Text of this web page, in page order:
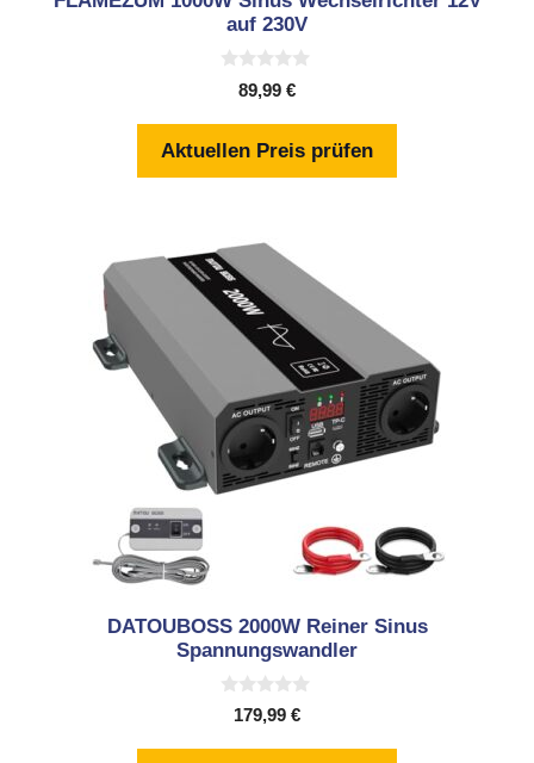
auf 230V
5
89,99 €
Aktuellen Preis prüfen
DATOUBOSS 2000W Reiner Sinus
Spannungswandler
179,99 €